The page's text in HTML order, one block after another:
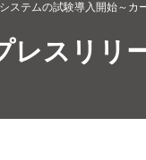
企業
ステムの試験導入開始～
レスリリ